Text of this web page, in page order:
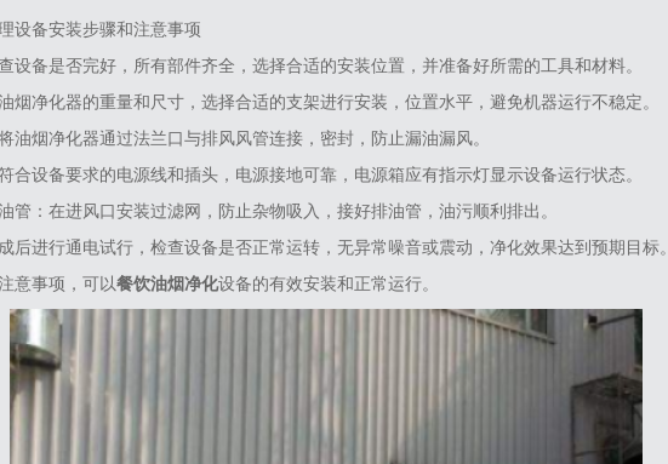
设备安装步骤和注意事项
设备是否完好，所有部件齐全，选择合适的安装位置，并准备好所需的工具和材料‌。
烟净化器的重量和尺寸，选择合适的支架进行安装，位置水平，避免机器运行不稳定‌。
油烟净化器通过法兰口与排风风管连接，密封，防止漏油漏风‌。
合设备要求的电源线和插头，电源接地可靠，电源箱应有指示灯显示设备运行状态‌。
管‌：在进风口安装过滤网，防止杂物吸入，接好排油管，油污顺利排出‌。
后进行通电试行，检查设备是否正常运转，无异常噪音或震动，净化效果达到预期目标‌。
意事项，可以餐饮油烟净化设备的有效安装和正常运行。